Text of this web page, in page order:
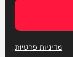
מדיניות פרטיות